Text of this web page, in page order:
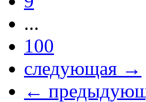
...
100
следующая →
←